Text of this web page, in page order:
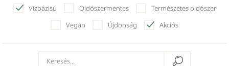
Vízbázisú Oldószermentes
Természetes oldószer
Vegán
Újdonság Akciós